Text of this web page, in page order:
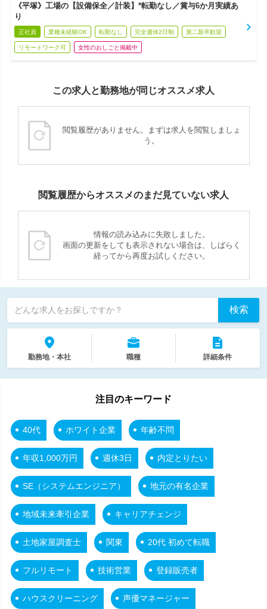
《平塚》工場の【設備保全／計装】*転勤なし／賞与6か月実績あ
り
正社員 業種未経験OK 転勤なし 完全週休2日制 第二新卒歓迎
リモートワーク可 女性のおしごと掲載中
この求人と勤務地が同じオススメ求人
閲覧履歴がありません。まずは求人を閲覧しましょ
う。
閲覧履歴からオススメのまだ見ていない求人
情報の読み込みに失敗しました。
画面の更新をしても表示されない場合は、しばらく
経ってから再度お試しください。
どんな求人をお探しですか？ 検索
勤務地・本社 職種 詳細条件
注目のキーワード
40代 ホワイト企業 年齢不問
年収1,000万円 週休3日 内定とりたい
SE（システムエンジニア） 地元の有名企業
地域未来牽引企業 キャリアチェンジ
土地家屋調査士 関東 20代 初めて転職
フルリモート 技術営業 登録販売者
ハウスクリーニング 声優マネージャー